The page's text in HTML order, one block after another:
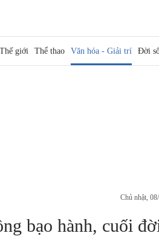
Thế giới Thể thao Văn hóa - Giải trí Đời
chủ nhật,
bạo hành, cuối